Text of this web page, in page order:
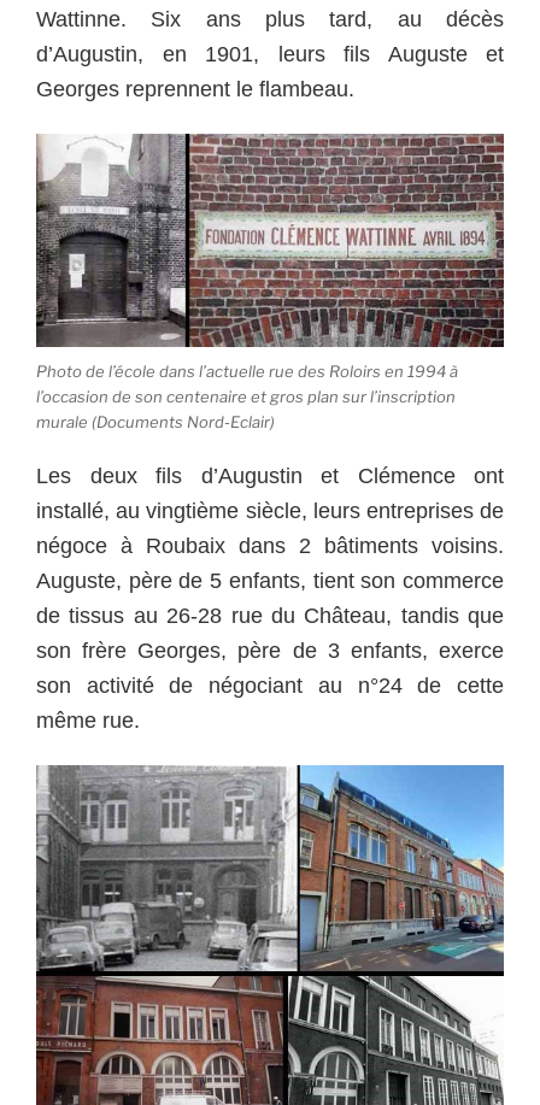
Wattinne. Six ans plus tard, au décès
d’Augustin, en 1901, leurs fils Auguste et
Georges reprennent le flambeau.
Photo de l’école dans l’actuelle rue des Roloirs en 1994 à
l’occasion de son centenaire et gros plan sur l’inscription
murale (Documents Nord-Eclair)
Les deux fils d’Augustin et Clémence ont
installé, au vingtième siècle, leurs entreprises de
négoce à Roubaix dans 2 bâtiments voisins.
Auguste, père de 5 enfants, tient son commerce
de tissus au 26-28 rue du Château, tandis que
son frère Georges, père de 3 enfants, exerce
son activité de négociant au n°24 de cette
même rue.